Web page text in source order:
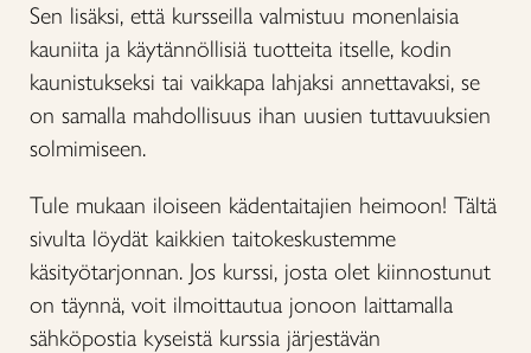
Sen lisäksi, että kursseilla valmistuu monenlaisia
kauniita ja käytännöllisiä tuotteita itselle, kodin
kaunistukseksi tai vaikkapa lahjaksi annettavaksi, se
on samalla mahdollisuus ihan uusien tuttavuuksien
solmimiseen.
Tule mukaan iloiseen kädentaitajien heimoon! Tältä
sivulta löydät kaikkien taitokeskustemme
käsityötarjonnan. Jos kurssi, josta olet kiinnostunut
on täynnä, voit ilmoittautua jonoon laittamalla
sähköpostia kyseistä kurssia järjestävän